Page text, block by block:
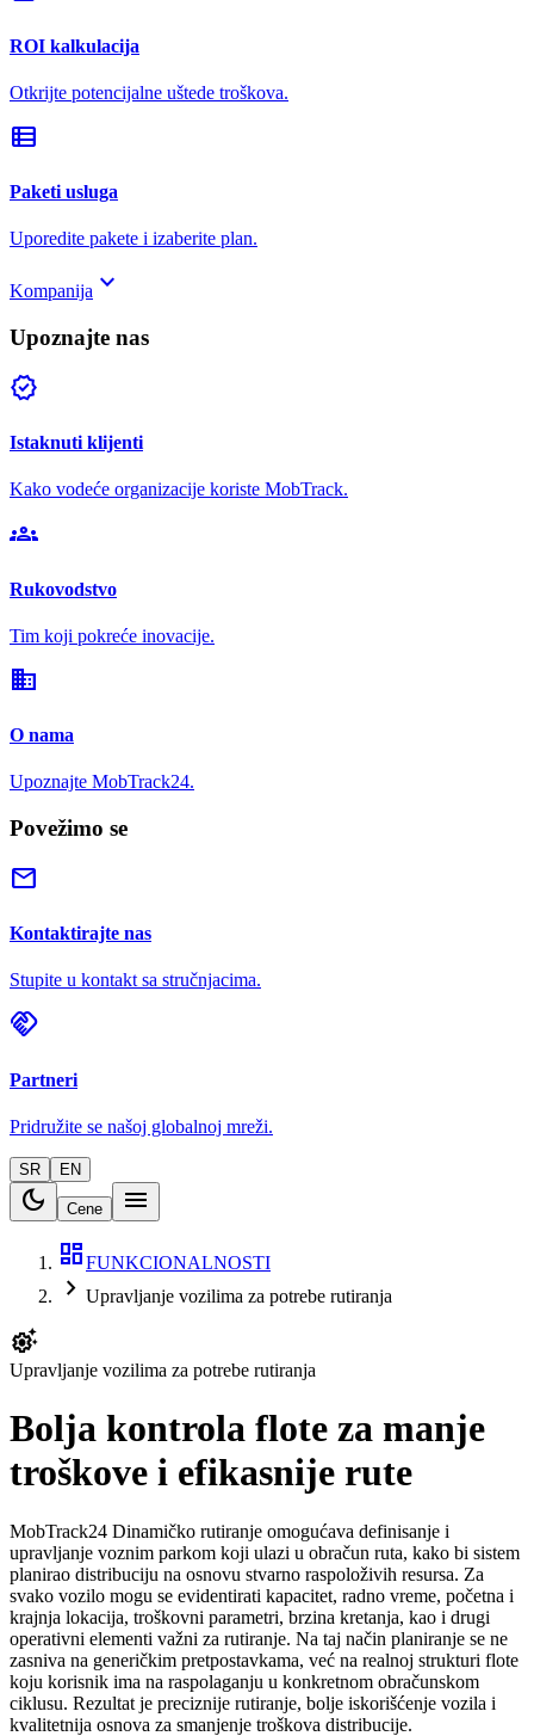
ROI kalkulacija
Otkrijte potencijalne uštede troškova.
view_list
Paketi usluga
Uporedite pakete i izaberite plan.
Kompanija keyboard_arrow_down
Upoznajte nas
verified
Istaknuti klijenti
Kako vodeće organizacije koriste MobTrack.
groups
Rukovodstvo
Tim koji pokreće inovacije.
domain
O nama
Upoznajte MobTrack24.
Povežimo se
mail
Kontaktirajte nas
Stupite u kontakt sa stručnjacima.
handshake
Partneri
Pridružite se našoj globalnoj mreži.
SR EN
dark_mode Cene
menu
dashboardFUNKCIONALNOSTI
chevron_right Upravljanje vozilima za potrebe rutiranja
settings_suggest
Upravljanje vozilima za potrebe rutiranja
Bolja kontrola flote za manje
troškove i efikasnije rute
MobTrack24 Dinamičko rutiranje omogućava definisanje i
upravljanje voznim parkom koji ulazi u obračun ruta, kako bi sistem
planirao distribuciju na osnovu stvarno raspoloživih resursa. Za
svako vozilo mogu se evidentirati kapacitet, radno vreme, početna i
krajnja lokacija, troškovni parametri, brzina kretanja, kao i drugi
operativni elementi važni za rutiranje. Na taj način planiranje se ne
zasniva na generičkim pretpostavkama, već na realnoj strukturi flote
koju korisnik ima na raspolaganju u konkretnom obračunskom
ciklusu. Rezultat je preciznije rutiranje, bolje iskorišćenje vozila i
kvalitetnija osnova za smanjenje troškova distribucije.